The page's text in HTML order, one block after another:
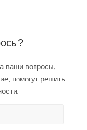
ваши вопросы,
помогут решить